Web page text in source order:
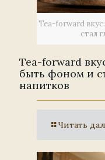
Tea-forward
стал
Tea-forward
быть фоном и
напитков
Читать